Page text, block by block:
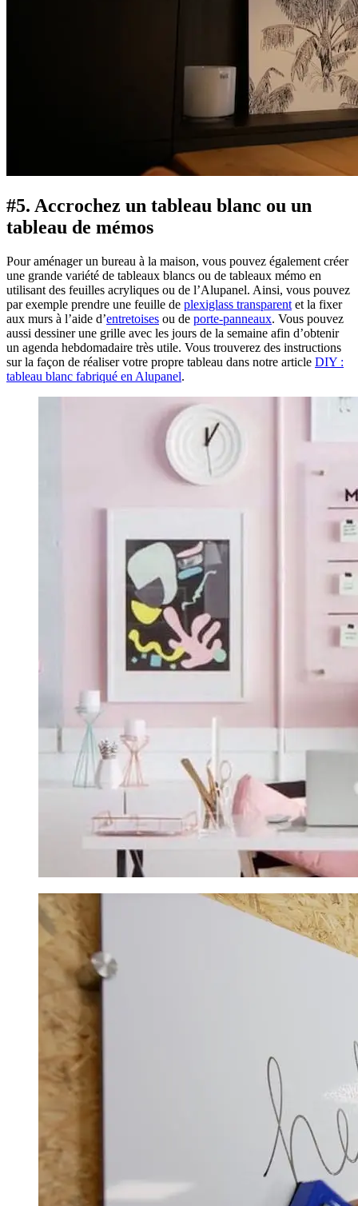
#5. Accrochez un tableau blanc ou un
tableau de mémos
Pour aménager un bureau à la maison, vous pouvez également créer
une grande variété de tableaux blancs ou de tableaux mémo en
utilisant des feuilles acryliques ou de l’Alupanel. Ainsi, vous pouvez
par exemple prendre une feuille de plexiglass transparent et la fixer
aux murs à l’aide d’entretoises ou de porte-panneaux. Vous pouvez
aussi dessiner une grille avec les jours de la semaine afin d’obtenir
un agenda hebdomadaire très utile. Vous trouverez des instructions
sur la façon de réaliser votre propre tableau dans notre article DIY :
tableau blanc fabriqué en Alupanel.